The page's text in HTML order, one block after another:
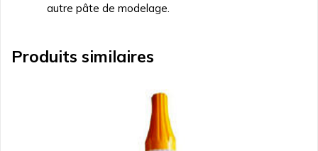
autre pâte de modelage.
Produits similaires